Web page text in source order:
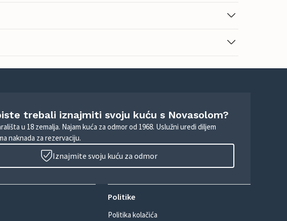
trebali iznajmiti svoju kuću s Novasolom?
u 18 zemalja. Najam kuća za odmor od 1968. Uslužni uredi diljem
naknada za rezervaciju.
Iznajmite svoju kuću za odmor
Politike
Politika kolačića